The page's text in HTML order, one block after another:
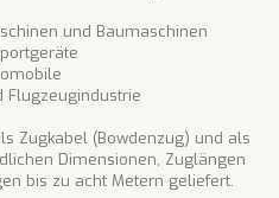
und Baumaschinen
Flugzeugindustrie
Zugkabel (Bowdenzug) und als
Dimensionen, Zuglängen
bis zu acht Metern geliefert.